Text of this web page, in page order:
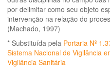
por delimitar como seu objeto
intervenção na relação do
(Machado, 1997)
* Substituída pela Portaria Nº
Sistema Nacional de Vigilância
Vigilância Sanitária